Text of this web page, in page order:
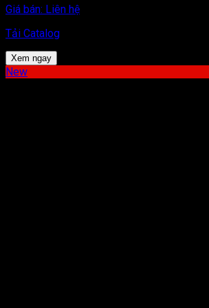
Giá bán: Liên hệ
Tải Catalog
Xem ngay
New